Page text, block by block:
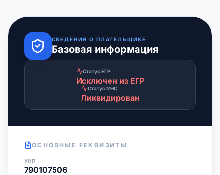
СВЕДЕНИЯ О ПЛАТЕЛЬЩИКЕ
Базовая информация
Статус ЕГР
Исключен из ЕГР
Статус МНС
Ликвидирован
ОСНОВНЫЕ РЕКВИЗИТЫ
УНП
790107506